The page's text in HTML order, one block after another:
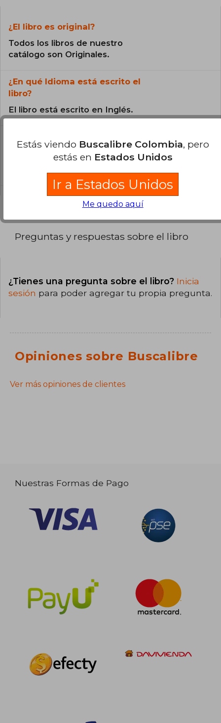
¿El libro es original?
Todos los libros de nuestro
catálogo son Originales.
¿En qué Idioma está escrito el
libro?
El libro está escrito en Inglés.
¿Cuál es la encuadernación de este libro?
La encuadernación de esta edición es Tapa
Preguntas y respuestas sobre el libro
¿Tienes una pregunta sobre el libro? Inicia
sesión para poder agregar tu propia pregunta.
Opiniones sobre Buscalibre
Ver más opiniones de clientes
Nuestras Formas de Pago
Estás viendo Buscalibre Colombia, pero
estás en Estados Unidos
Ir a Estados Unidos
Me quedo aquí